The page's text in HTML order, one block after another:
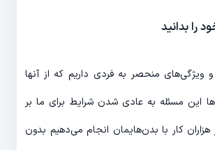
بیشتر ما امتیازات و ویژگی‎‌های منحصر به فردی داریم که از آن‎ها
غافلیم. خیلی وقت‎‌ها این مسئله به عادی شدن شرایط برای ما بر
می‎‌گردد. ما هر روز هزاران کار با بدن‎‌هایمان انجام می‎‌دهیم بدون